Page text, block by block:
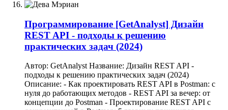
Программирование [GetAnalyst] Дизайн
REST API - подходы к решению
практических задач (2024)
Автор: GetAnalyst Название: Дизайн REST API -
подходы к решению практических задач (2024)
Описание: - Как проектировать REST API в Postman: с
нуля до работающих методов - REST API за вечер: от
концепции до Postman - Проектирование REST API с